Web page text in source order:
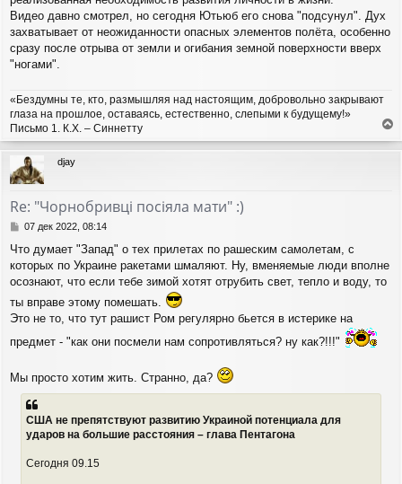
Видео давно смотрел, но сегодня Ютьюб его снова "подсунул". Дух
захватывает от неожиданности опасных элементов полёта, особенно
сразу после отрыва от земли и огибания земной поверхности вверх
"ногами".
«Бездумны те, кто, размышляя над настоящим, добровольно закрывают
глаза на прошлое, оставаясь, естественно, слепыми к будущему!»
Письмо 1. К.Х. – Синнетту
е
р
djay
Re: "Чорнобривці посіяла мати" :)
С
о
б
щ
н
и
07 дек 2022, 08:14
Что думает "Запад" о тех прилетах по рашеским самолетам, с
которых по Украине ракетами шмаляют. Ну, вменяемые люди вполне
осознают, что если тебе зимой хотят отрубить свет, тепло и воду, то
ты вправе этому помешать.
Это не то, что тут рашист Ром регулярно бьется в истерике на
предмет - "как они посмели нам сопротивляться? ну как?!!!"
Мы просто хотим жить. Странно, да?
США не препятствуют развитию Украиной потенциала для
ударов на большие расстояния – глава Пентагона
Сегодня 09.15